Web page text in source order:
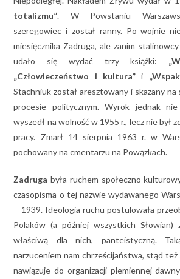
totalizmu”. W Powstaniu
szeregowiec i został ranny. Po wojnie
miesięcznika Zadruga, ale zanim stalinowcy
udało się wydać trzy książki:
„Człowieczeństwo i kultura” i
Stachniuk został aresztowany i skazany na
procesie politycznym. Wyrok jednak
wyszedł na wolność w 1955 r., lecz nie był
pracy. Zmarł 14 sierpnia 1963 r. w
pochowany na cmentarzu na Powązkach.
Zadruga była ruchem społeczno
czasopisma o tej nazwie wydawanego
– 1939. Ideologia ruchu postulowała
Polaków (a później wszystkich Słowian)
właściwą dla nich, panteistyczną.
narzuceniem nam chrześcijaństwa, stąd też
nawiązuje do organizacji plemiennej